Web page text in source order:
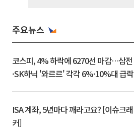
주요뉴스
코스피, 4% 하락에 6270선 마감…삼전
·SK하닉 '와르르' 각각 6%·10%대 급락
ISA 계좌, 5년마다 깨라고요? [이슈크래
커]